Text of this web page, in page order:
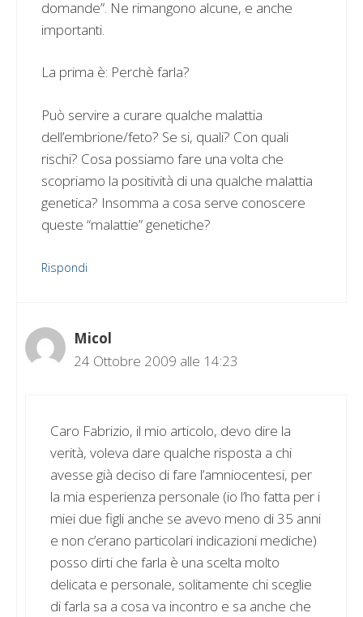
domande”. Ne rimangono alcune, e anche
importanti.
La prima è: Perchè farla?
Può servire a curare qualche malattia
dell’embrione/feto? Se si, quali? Con quali
rischi? Cosa possiamo fare una volta che
scopriamo la positività di una qualche malattia
genetica? Insomma a cosa serve conoscere
queste “malattie” genetiche?
Rispondi
Micol
24 Ottobre 2009 alle 14:23
Caro Fabrizio, il mio articolo, devo dire la
verità, voleva dare qualche risposta a chi
avesse già deciso di fare l’amniocentesi, per
la mia esperienza personale (io l’ho fatta per i
miei due figli anche se avevo meno di 35 anni
e non c’erano particolari indicazioni mediche)
posso dirti che farla è una scelta molto
delicata e personale, solitamente chi sceglie
di farla sa a cosa va incontro e sa anche che